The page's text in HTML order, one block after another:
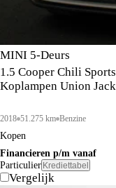
MINI 5-Deurs
1.5 Cooper Chili
Koplampen Union Jack
2018 51.275 km Benzine
Kopen
Financieren p/m vanaf
Particulier Krediettabel
Vergelijk